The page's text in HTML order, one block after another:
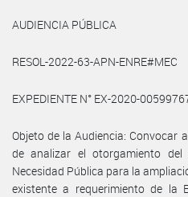
AUDIENCIA PÚBLICA
RESOL-2022-63-APN-ENRE#MEC
EXPEDIENTE N° EX-2020-
Objeto de la Audiencia: Convocar
de analizar el otorgamiento del
Necesidad Pública para la
existente a requerimiento de la